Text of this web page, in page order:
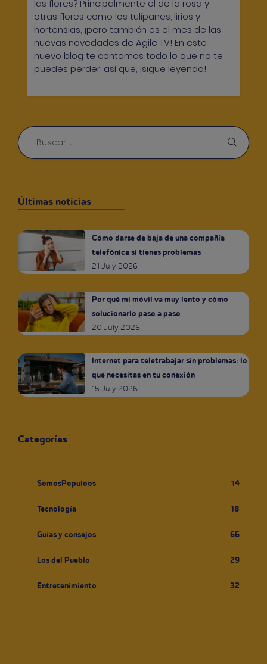
las flores? Principalmente el de la rosa y
otras flores como los tulipanes, lirios y
hortensias, ¡pero también es el mes de las
nuevas novedades de Agile TV! En este
nuevo blog te contamos todo lo que no te
puedes perder, así que, ¡sigue leyendo!
Últimas noticias
Cómo darse de baja de una compañía
telefónica si tienes problemas
21 July 2026
Por qué mi móvil va muy lento y cómo
solucionarlo paso a paso
20 July 2026
Internet para teletrabajar sin problemas: lo
que necesitas en tu conexión
15 July 2026
Categorías
SomosPopuloos 14
Tecnología 18
Guías y consejos 65
Los del Pueblo 29
Entretenimiento 32